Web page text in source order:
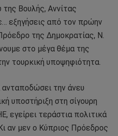
Βουλής, Αννίτας
εξηγήσεις από τον πρώην
της Δημοκρατίας, Ν.
στο μέγα θέμα της
τουρκική υποψηφιότητα.
την άνευ
υποστήριξη στη σίγουρη
εγείρει τεράστια πολιτικά
αν μεν ο Κύπριος Πρόεδρος